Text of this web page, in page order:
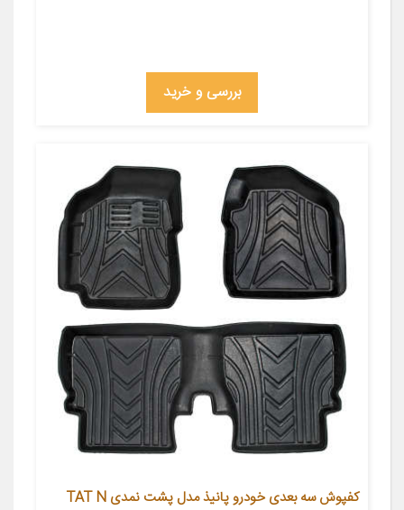
بررسی و خرید
کفپوش سه بعدی خودرو پانیذ مدل پشت نمدی TAT N